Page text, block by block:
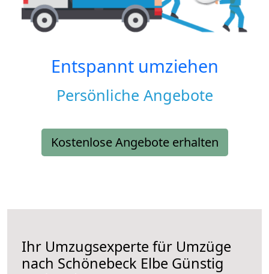
Entspannt umziehen
Persönliche Angebote
Kostenlose Angebote erhalten
Ihr Umzugsexperte für Umzüge
nach Schönebeck Elbe Günstig